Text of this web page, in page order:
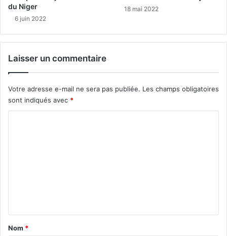
du Niger
6 juin 2022
18 mai 2022
Laisser un commentaire
Votre adresse e-mail ne sera pas publiée. Les champs obligatoires
sont indiqués avec *
a
Nom *